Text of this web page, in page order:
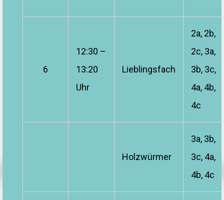
6
12:30 –
13:20
Uhr
Lieblingsfach
2a, 2b,
2c, 3a,
3b, 3c,
4a, 4b,
4c
Holzwürmer
3a, 3b,
3c, 4a,
4b, 4c